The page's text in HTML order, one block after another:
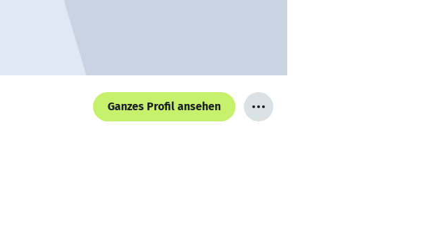
Ganzes Profil ansehen